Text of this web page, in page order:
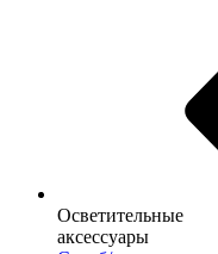
Осветительные
аксессуары